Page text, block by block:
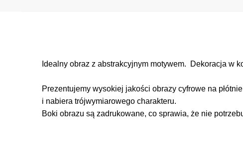
Idealny obraz z abstrakcyjnym motywem. Dekoracja w
Prezentujemy wysokiej jakości obrazy cyfrowe na
i nabiera trójwymiarowego charakteru.
Boki obrazu są zadrukowane, co sprawia, że nie